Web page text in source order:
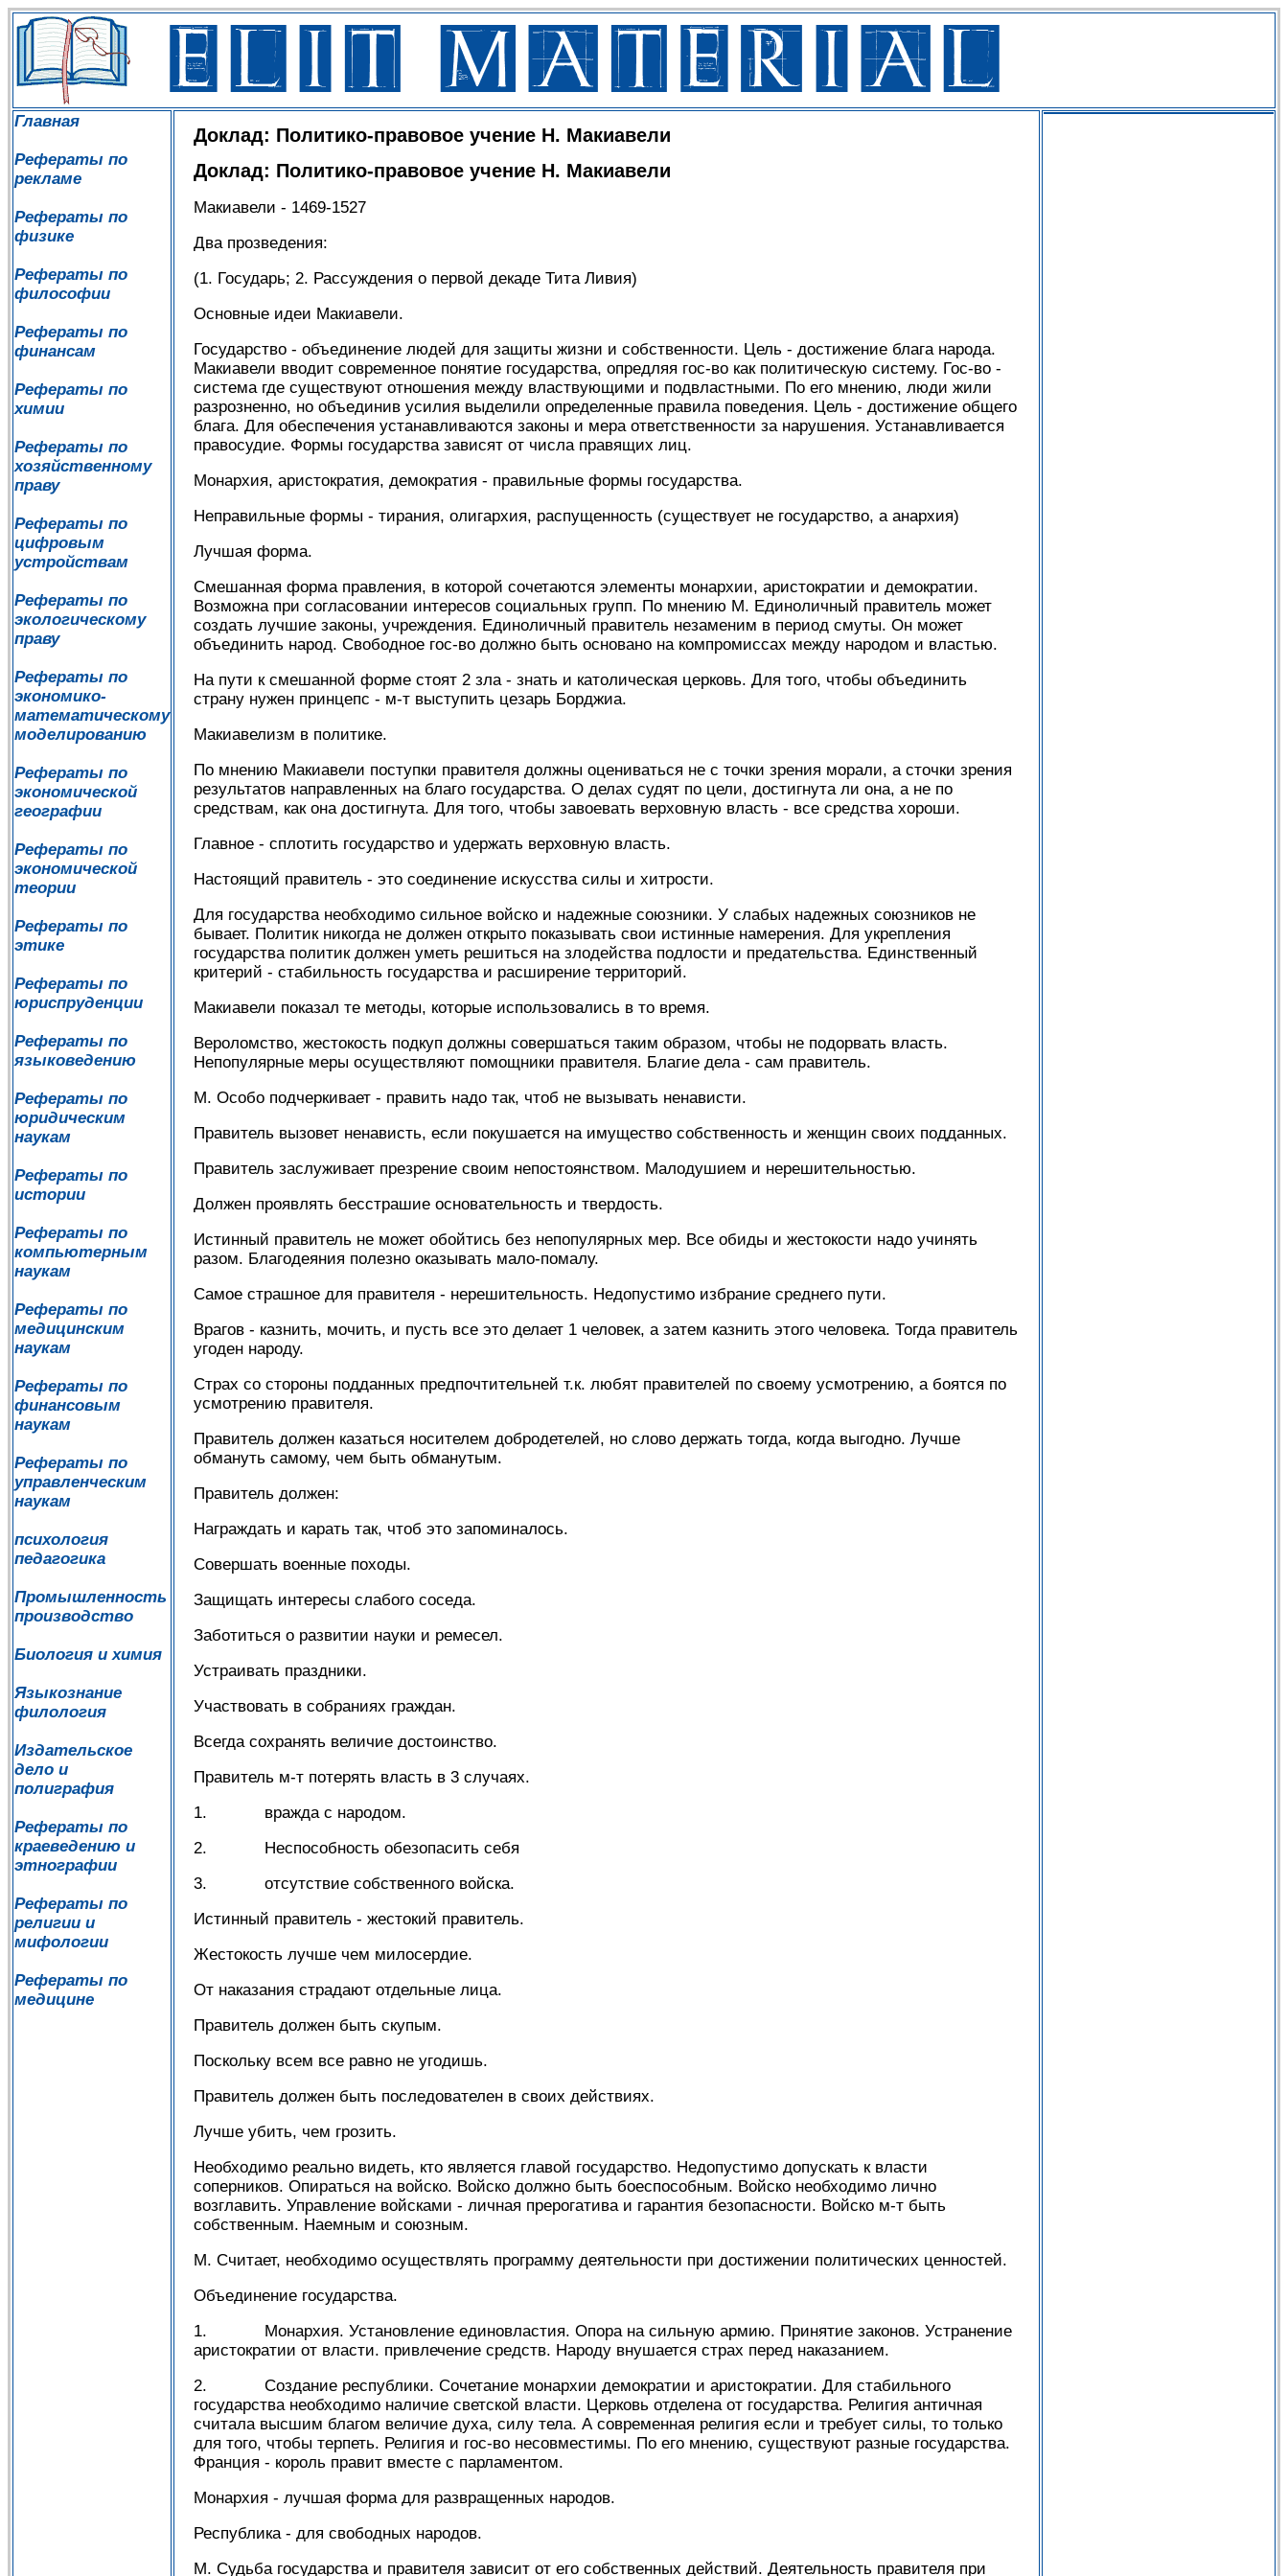
Главная
Рефераты по
рекламе
Рефераты по
физике
Рефераты по
философии
Рефераты по
финансам
Рефераты по
химии
Рефераты по
хозяйственному
праву
Рефераты по
цифровым
устройствам
Рефераты по
экологическому
праву
Рефераты по
экономико-
математическому
моделированию
Рефераты по
экономической
географии
Рефераты по
экономической
теории
Рефераты по
этике
Рефераты по
юриспруденции
Рефераты по
языковедению
Рефераты по
юридическим
наукам
Рефераты по
истории
Рефераты по
компьютерным
наукам
Рефераты по
медицинским
наукам
Рефераты по
финансовым
наукам
Рефераты по
управленческим
наукам
психология
педагогика
Промышленность
производство
Биология и химия
Языкознание
филология
Издательское
дело и
полиграфия
Рефераты по
краеведению и
этнографии
Рефераты по
религии и
мифологии
Рефераты по
медицине
Доклад: Политико-правовое учение Н. Макиавели
Доклад: Политико-правовое учение Н. Макиавели
Макиавели - 1469-1527
Два прозведения:
(1. Государь; 2. Рассуждения о первой декаде Тита Ливия)
Основные идеи Макиавели.
Государство - объединение людей для защиты жизни и собственности. Цель - достижение блага народа.
Макиавели вводит современное понятие государства, опредляя гос-во как политическую систему. Гос-во -
система где существуют отношения между властвующими и подвластными. По его мнению, люди жили
разрозненно, но объединив усилия выделили определенные правила поведения. Цель - достижение общего
блага. Для обеспечения устанавливаются законы и мера ответственности за нарушения. Устанавливается
правосудие. Формы государства зависят от числа правящих лиц.
Монархия, аристократия, демократия - правильные формы государства.
Неправильные формы - тирания, олигархия, распущенность (существует не государство, а анархия)
Лучшая форма.
Смешанная форма правления, в которой сочетаются элементы монархии, аристократии и демократии.
Возможна при согласовании интересов социальных групп. По мнению М. Единоличный правитель может
создать лучшие законы, учреждения. Единоличный правитель незаменим в период смуты. Он может
объединить народ. Свободное гос-во должно быть основано на компромиссах между народом и властью.
На пути к смешанной форме стоят 2 зла - знать и католическая церковь. Для того, чтобы объединить
страну нужен принцепс - м-т выступить цезарь Борджиа.
Макиавелизм в политике.
По мнению Макиавели поступки правителя должны оцениваться не с точки зрения морали, а сточки зрения
результатов направленных на благо государства. О делах судят по цели, достигнута ли она, а не по
средствам, как она достигнута. Для того, чтобы завоевать верховную власть - все средства хороши.
Главное - сплотить государство и удержать верховную власть.
Настоящий правитель - это соединение искусства силы и хитрости.
Для государства необходимо сильное войско и надежные союзники. У слабых надежных союзников не
бывает. Политик никогда не должен открыто показывать свои истинные намерения. Для укрепления
государства политик должен уметь решиться на злодейства подлости и предательства. Единственный
критерий - стабильность государства и расширение территорий.
Макиавели показал те методы, которые использовались в то время.
Вероломство, жестокость подкуп должны совершаться таким образом, чтобы не подорвать власть.
Непопулярные меры осуществляют помощники правителя. Благие дела - сам правитель.
М. Особо подчеркивает - править надо так, чтоб не вызывать ненависти.
Правитель вызовет ненависть, если покушается на имущество собственность и женщин своих подданных.
Правитель заслуживает презрение своим непостоянством. Малодушием и нерешительностью.
Должен проявлять бесстрашие основательность и твердость.
Истинный правитель не может обойтись без непопулярных мер. Все обиды и жестокости надо учинять
разом. Благодеяния полезно оказывать мало-помалу.
Самое страшное для правителя - нерешительность. Недопустимо избрание среднего пути.
Врагов - казнить, мочить, и пусть все это делает 1 человек, а затем казнить этого человека. Тогда правитель
угоден народу.
Страх со стороны подданных предпочтительней т.к. любят правителей по своему усмотрению, а боятся по
усмотрению правителя.
Правитель должен казаться носителем добродетелей, но слово держать тогда, когда выгодно. Лучше
обмануть самому, чем быть обманутым.
Правитель должен:
Награждать и карать так, чтоб это запоминалось.
Совершать военные походы.
Защищать интересы слабого соседа.
Заботиться о развитии науки и ремесел.
Устраивать праздники.
Участвовать в собраниях граждан.
Всегда сохранять величие достоинство.
Правитель м-т потерять власть в 3 случаях.
1. вражда с народом.
2. Неспособность обезопасить себя
3. отсутствие собственного войска.
Истинный правитель - жестокий правитель.
Жестокость лучше чем милосердие.
От наказания страдают отдельные лица.
Правитель должен быть скупым.
Поскольку всем все равно не угодишь.
Правитель должен быть последователен в своих действиях.
Лучше убить, чем грозить.
Необходимо реально видеть, кто является главой государство. Недопустимо допускать к власти
соперников. Опираться на войско. Войско должно быть боеспособным. Войско необходимо лично
возглавить. Управление войсками - личная прерогатива и гарантия безопасности. Войско м-т быть
собственным. Наемным и союзным.
М. Считает, необходимо осуществлять программу деятельности при достижении политических ценностей.
Объединение государства.
1. Монархия. Установление единовластия. Опора на сильную армию. Принятие законов. Устранение
аристократии от власти. привлечение средств. Народу внушается страх перед наказанием.
2. Создание республики. Сочетание монархии демократии и аристократии. Для стабильного
государства необходимо наличие светской власти. Церковь отделена от государства. Религия античная
считала высшим благом величие духа, силу тела. А современная религия если и требует силы, то только
для того, чтобы терпеть. Религия и гос-во несовместимы. По его мнению, существуют разные государства.
Франция - король правит вместе с парламентом.
Монархия - лучшая форма для развращенных народов.
Республика - для свободных народов.
М. Судьба государства и правителя зависит от его собственных действий. Деятельность правителя при